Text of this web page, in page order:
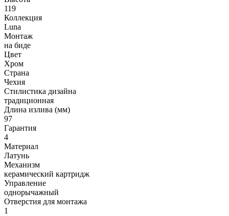
119
Коллекция
Luna
Монтаж
на биде
Цвет
Хром
Страна
Чехия
Стилистика дизайна
традиционная
Длина излива (мм)
97
Гарантия
4
Материал
Латунь
Механизм
керамический картридж
Управление
однорычажный
Отверстия для монтажа
1